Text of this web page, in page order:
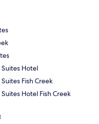
Hotel
Fish Creek
Hotel Fish Creek